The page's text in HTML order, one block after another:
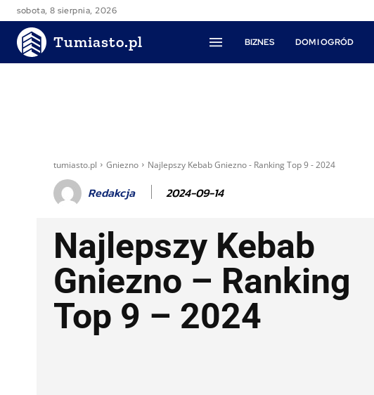
sobota, 8 sierpnia, 2026
Tumiasto.pl BIZNES DOM I OGRÓD
tumiasto.pl Gniezno Najlepszy Kebab Gniezno - Ranking Top 9 - 2024
Redakcja 2024-09-14
Najlepszy Kebab
Gniezno – Ranking
Top 9 – 2024